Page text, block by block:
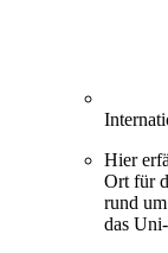
Hier
Ort für
rund
das